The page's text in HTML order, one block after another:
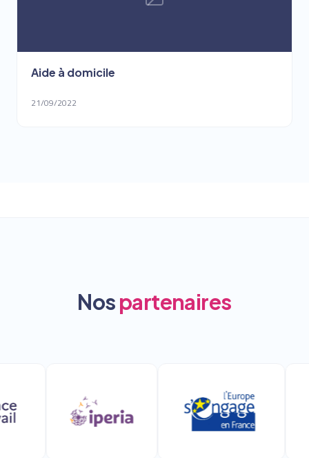
Aide à domicile
21/09/2022
Nospartenaires